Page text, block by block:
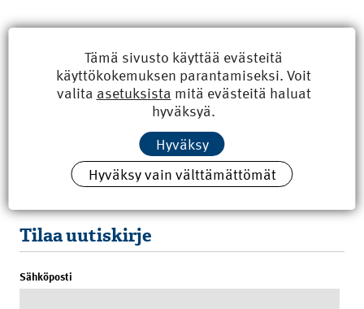
Uusimmat
Kyberisku kiinteistötietoihin haittaisi energiarakentamista
100 vuotta sitten: Rajajoen uusi rautatiesilta
Tilaa uutiskirje
Sähköposti
Tämä sivusto käyttää evästeitä
käyttökokemuksen parantamiseksi. Voit
valita asetuksista mitä evästeitä haluat
hyväksyä.
Hyväksy
Hyväksy vain välttämättömät